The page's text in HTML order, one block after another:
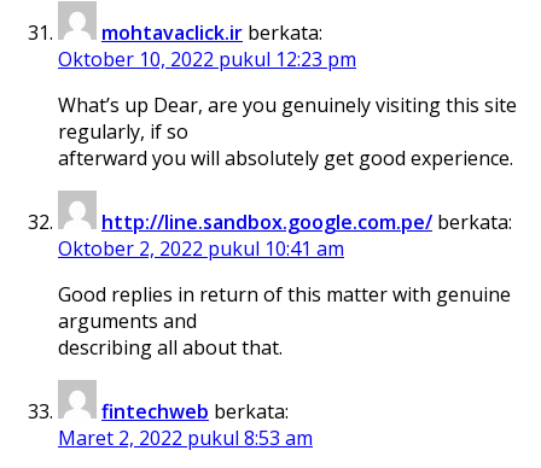
mohtavaclick.ir berkata:
Oktober 10, 2022 pukul 12:23 pm
What’s up Dear, are you genuinely visiting this site
regularly, if so
afterward you will absolutely get good experience.
http://line.sandbox.google.com.pe/ berkata:
Oktober 2, 2022 pukul 10:41 am
Good replies in return of this matter with genuine
arguments and
describing all about that.
fintechweb berkata:
Maret 2, 2022 pukul 8:53 am